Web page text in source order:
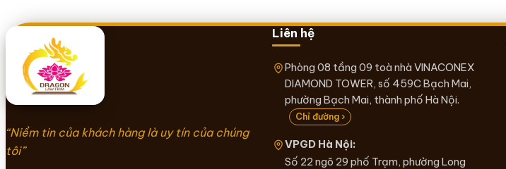
“Niềm tin của khách hàng là uy tín của chúng
tôi”
Liên hệ
Phòng 08 tầng 09 toà nhà VINACONEX
DIAMOND TOWER, số 459C Bạch Mai,
phường Bạch Mai, thành phố Hà Nội.
Chỉ đường ›
VPGD Hà Nội:
Số 22 ngõ 29 phố Trạm, phường Long